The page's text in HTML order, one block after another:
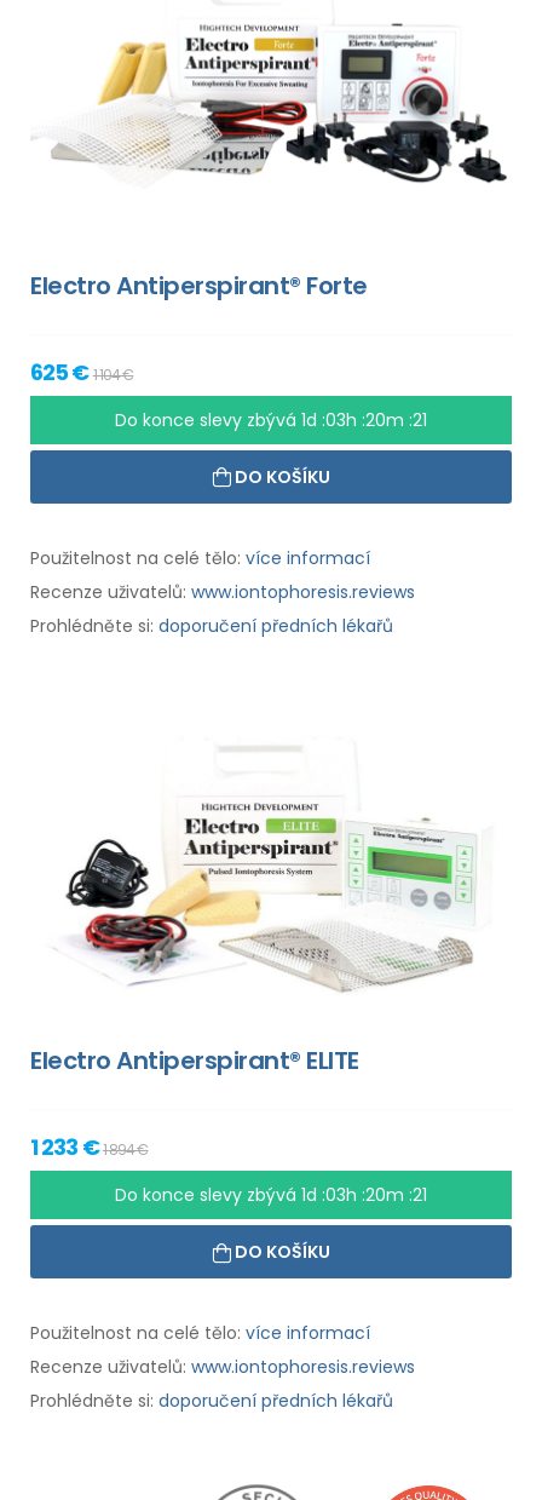
Electro Antiperspirant® Forte
625 €1 104 €
Do konce slevy zbývá 1d :03h :20m :20
DO KOŠÍKU
Použitelnost na celé tělo: více informací
Recenze uživatelů: www.iontophoresis.reviews
Prohlédněte si: doporučení předních lékařů
Electro Antiperspirant® ELITE
1 233 €1 894 €
Do konce slevy zbývá 1d :03h :20m :20
DO KOŠÍKU
Použitelnost na celé tělo: více informací
Recenze uživatelů: www.iontophoresis.reviews
Prohlédněte si: doporučení předních lékařů